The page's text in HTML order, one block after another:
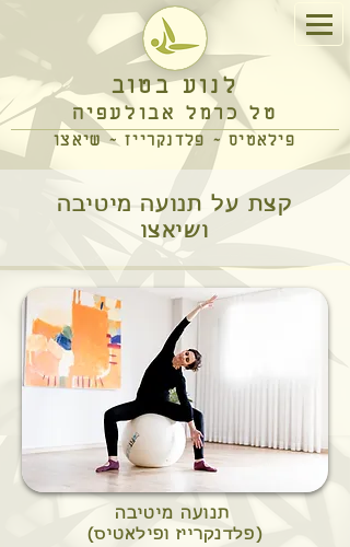
לנוע בטוב
טל כרמל אבולעפיה
פילאטיס ~ פלדנקרייז ~ שיאצו
קצת על תנועה מיטיבה
ושיאצו
תנועה מיטיבה
(פלדנקרייז ופילאטיס)